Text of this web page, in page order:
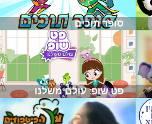
סופר תוכים
פט שופ: עולם משלנו